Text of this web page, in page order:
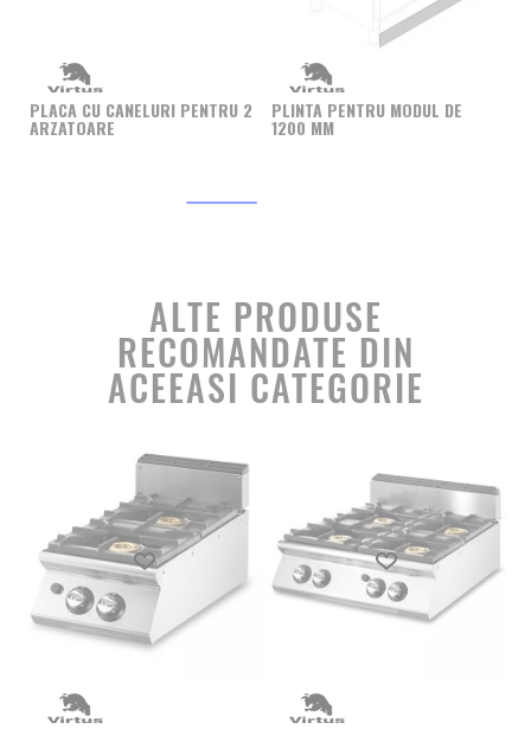
PLACA CU CANELURI PENTRU 2
ARZATOARE
PLINTA PENTRU MODUL DE
1200 MM
ALTE PRODUSE
RECOMANDATE DIN
ACEEASI CATEGORIE
Produs favorit Produs favorit